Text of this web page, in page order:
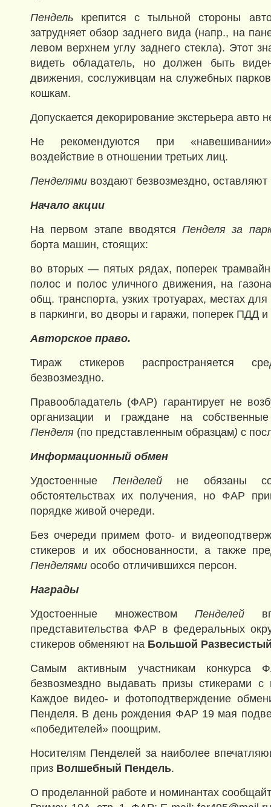
Пендель крепится с тыльной стороны
затрудняет обзор заднего вида (напр., на
левом верхнем углу заднего стекла). Этот
видеть обладатель, но должен быть
движения, сослуживцам на служебных
кошкам.
Допускается декорирование экстерьера авто
Не рекомендуются при
воздействие в отношении третьих лиц.
Пенделями воздают безвозмездно, оставляют
Начало акции
На первом этапе вводятся Пенделя за
борта машин, стоящих:
во вторых — пятых рядах, поперек
полос и полос уличного движения, на
общ. транспорта, узких тротуарах, местах
в паркинги, во дворы и гаражи, поперек ПДД
Авторское право.
Тираж стикеров распространяется
безвозмездно.
Правообладатель (ФАР) гарантирует не
организации и граждане на
Пенделя (по представленным образцам) с
Информационный обмен
Удостоенные Пенделейне обязаны
обстоятельствах их получения, но ФАР
порядке живой очереди.
Без очереди примем фото- и
стикеров и их обоснованности, а также
Пенделями особо отличившихся персон.
Награды
Удостоенные множеством Пенделей
представительства ФАР в федеральных
стикеров обменяют на Большой
Самым активным участникам конкурса
безвозмездно выдавать призы стикерами
Каждое видео- и фотоподтверждение
Пенделя. В день рождения ФАР 19 мая
«победителей» поощрим.
Носителям Пенделей за наиболее
приз Волшебный Пендель.
О проделанной работе и номинантах